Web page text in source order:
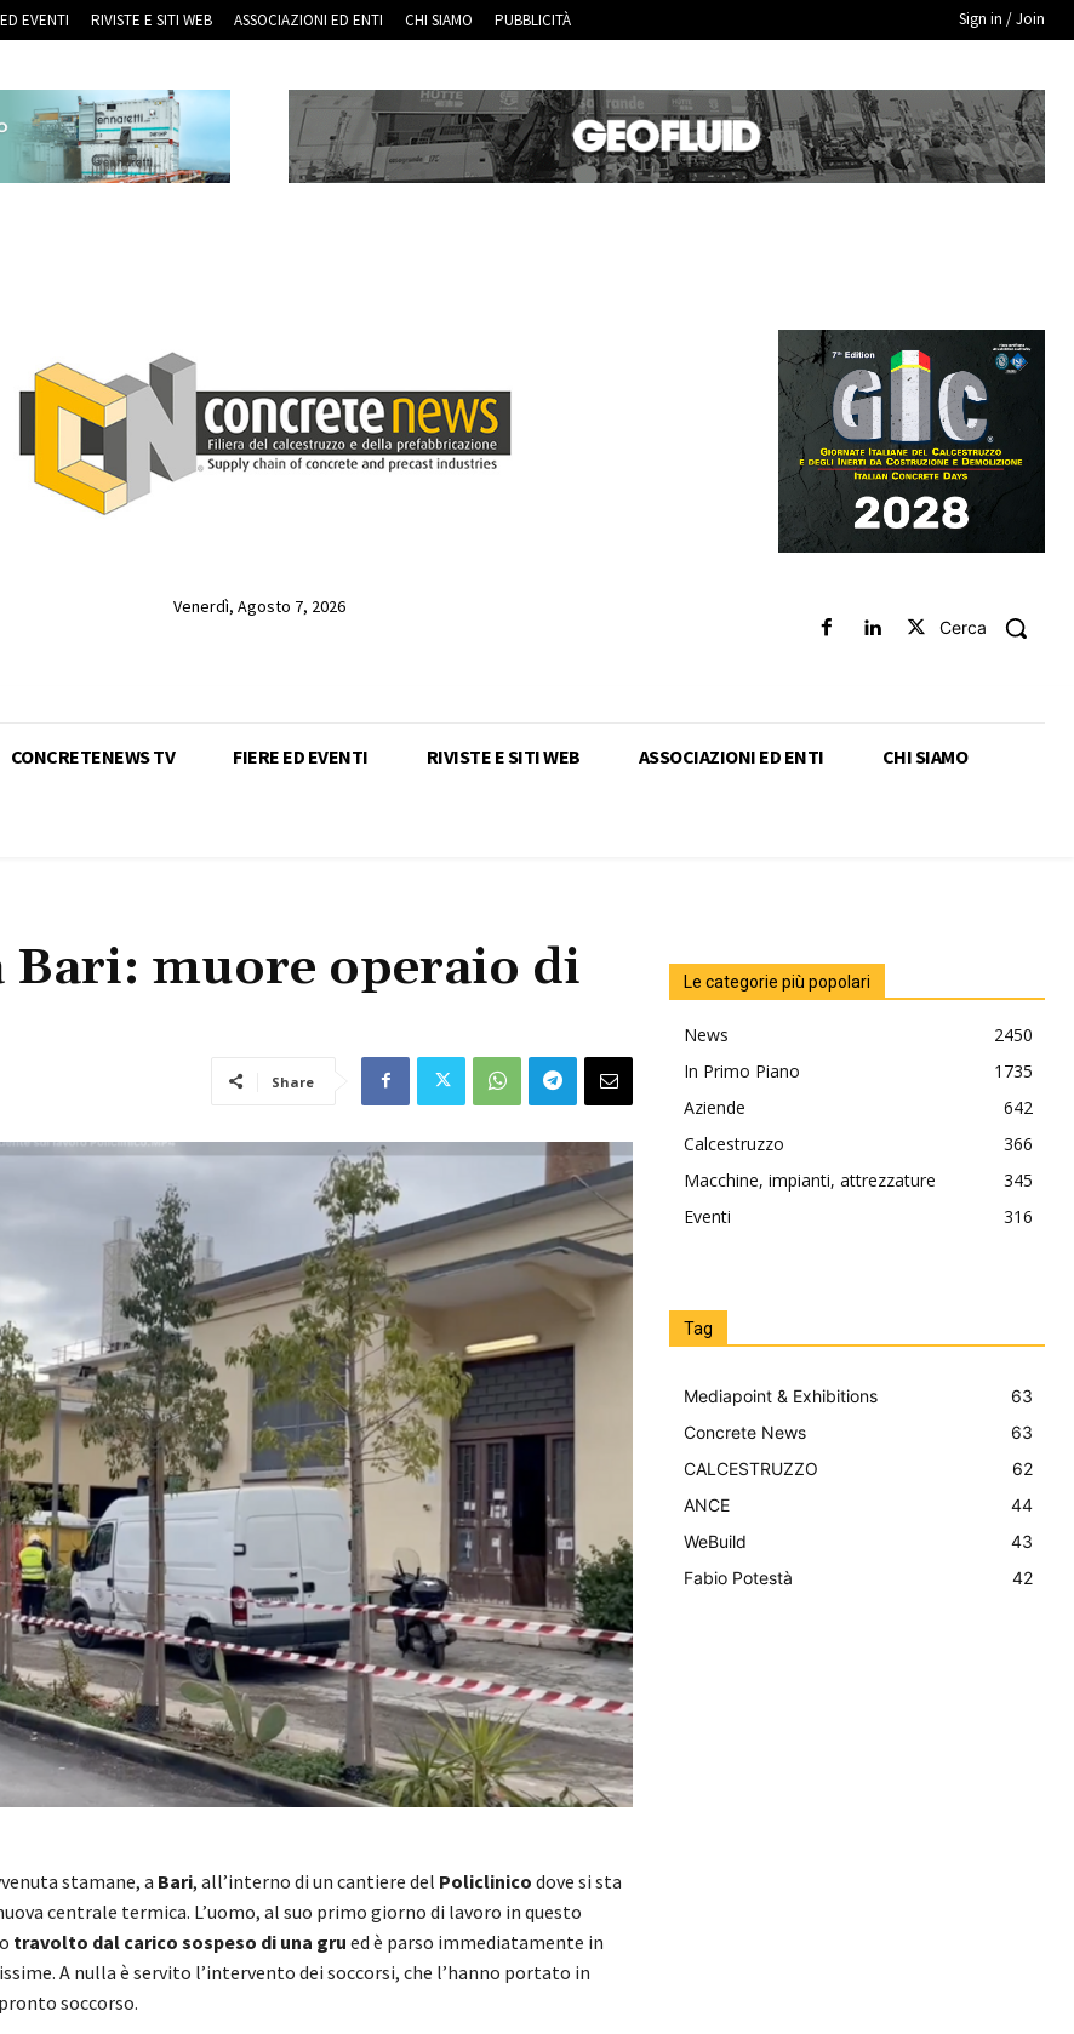
EVENTI RIVISTE E SITI WEB ASSOCIAZIONI ED ENTI CHI SIAMO PUBBLICITÀ Sign in / Join
Venerdì, Agosto 7, 2026
Cerca
CONCRETENEWS TV FIERE ED EVENTI RIVISTE E SITI WEB ASSOCIAZIONI ED ENTI CHI SIAMO
Bari: muore operaio di
Share
stamane, a Bari, all’interno di un cantiere del Policlinico dove si sta
centrale termica. L’uomo, al suo primo giorno di lavoro in questo
travolto dal carico sospeso di una gru ed è parso immediatamente in
A nulla è servito l’intervento dei soccorsi, che l’hanno portato in
soccorso.
Le categorie più popolari
News
2450
In Primo Piano
1735
Aziende
642
Calcestruzzo
366
Macchine, impianti, attrezzature
345
Eventi
316
Tag
Mediapoint & Exhibitions
63
Concrete News
63
CALCESTRUZZO
62
ANCE
44
WeBuild
43
Fabio Potestà
42